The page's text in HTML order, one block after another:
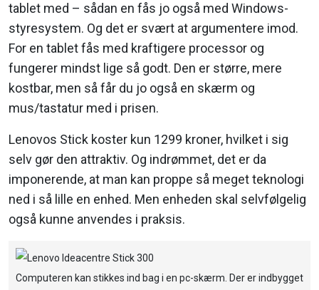
tablet med – sådan en fås jo også med Windows-
styresystem. Og det er svært at argumentere imod.
For en tablet fås med kraftigere processor og
fungerer mindst lige så godt. Den er større, mere
kostbar, men så får du jo også en skærm og
mus/tastatur med i prisen.
Lenovos Stick koster kun 1299 kroner, hvilket i sig
selv gør den attraktiv. Og indrømmet, det er da
imponerende, at man kan proppe så meget teknologi
ned i så lille en enhed. Men enheden skal selvfølgelig
også kunne anvendes i praksis.
Computeren kan stikkes ind bag i en pc-skærm. Der er indbygget